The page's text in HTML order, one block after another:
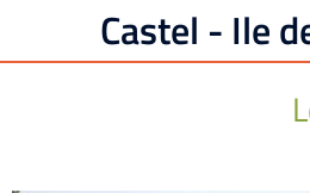
Castel - Ile